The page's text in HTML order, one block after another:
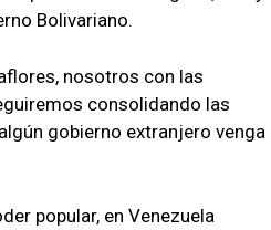
Bolivariano.
nosotros con las
consolidando las
gobierno extranjero venga
popular, en Venezuela